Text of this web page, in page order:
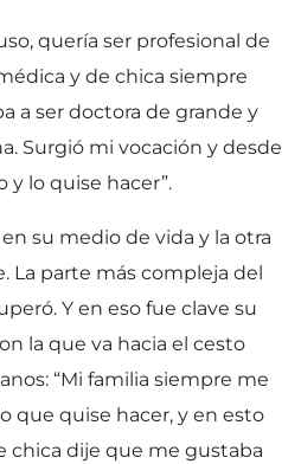
quería ser profesional de
y de chica siempre
a ser doctora de grande y
Surgió mi vocación y desde
y lo quise hacer”.
su medio de vida y la otra
La parte más compleja del
Y en eso fue clave su
la que va hacia el cesto
“Mi familia siempre me
que quise hacer, y en esto
chica dije que me gustaba